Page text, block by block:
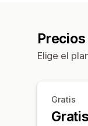
Precios
Elige el
Gratis
Gratis